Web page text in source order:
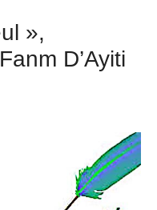
»,
D’Ayiti